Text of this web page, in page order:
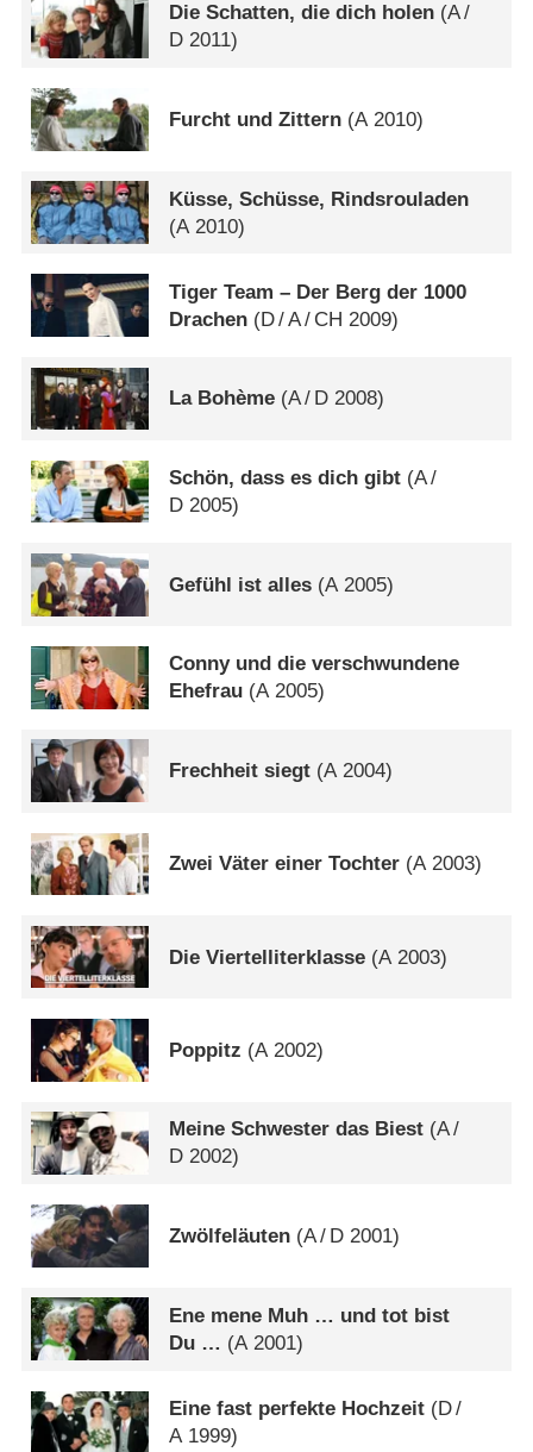
Die Schatten, die dich holen (A/
D 2011)
Furcht und Zittern (A2010)
Küsse, Schüsse, Rindsrouladen
(A 2010)
Tiger Team – Der Berg der 1000
Drachen (D/A/ CH 2009)
La Bohème (A/ D 2008)
Schön, dass es dich gibt (A/
D 2005)
Gefühl ist alles (A 2005)
Conny und die verschwundene
Ehefrau (A2005)
Frechheit siegt (A2004)
Zwei Väter einer Tochter (A2003)
Die Viertelliterklasse (A 2003)
Poppitz (A 2002)
Meine Schwester das Biest (A/
D 2002)
Zwölfeläuten (A/ D 2001)
Ene mene Muh … und tot bist
Du … (A 2001)
Eine fast perfekte Hochzeit (D/
A1999)